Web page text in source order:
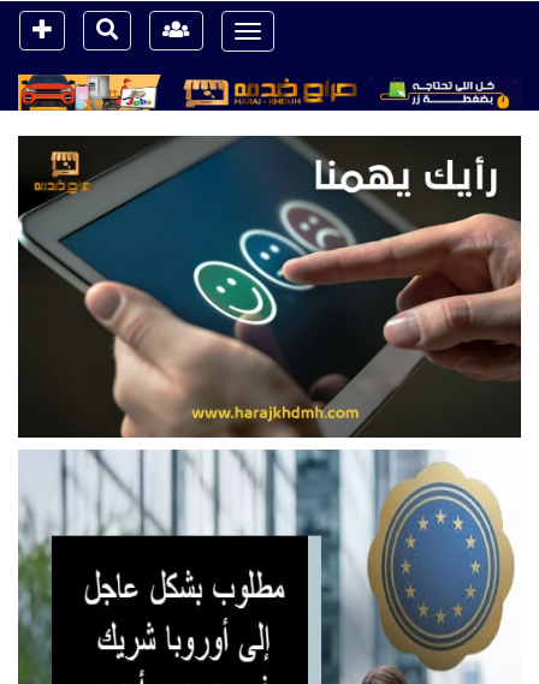
Toggle
navigation